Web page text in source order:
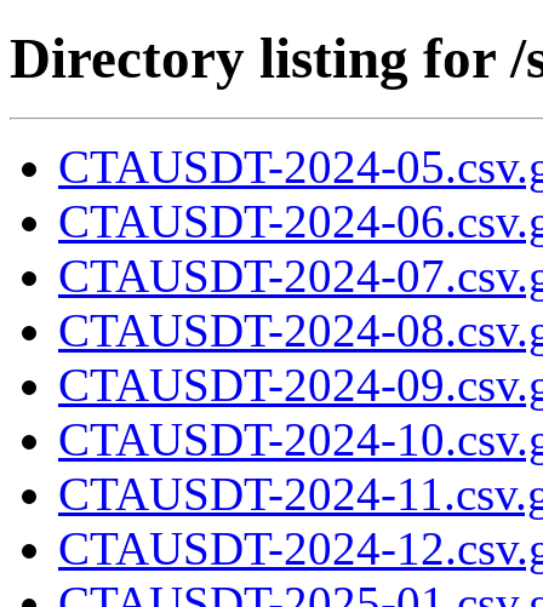
Directory listing for /
CTAUSDT-2024-
CTAUSDT-2024-
CTAUSDT-2024-
CTAUSDT-2024-
CTAUSDT-2024-
CTAUSDT-2024-
CTAUSDT-2024-
CTAUSDT-2024-